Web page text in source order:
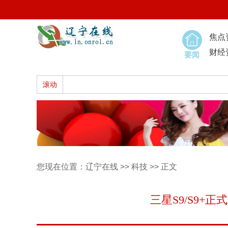
要闻
焦点
财经
滚动
您现在位置： 辽宁在线 >> 科技 >> 正文
三星S9/S9+正